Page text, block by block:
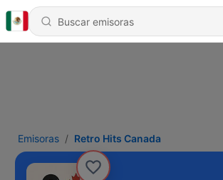
Emisoras Retro Hits Canada